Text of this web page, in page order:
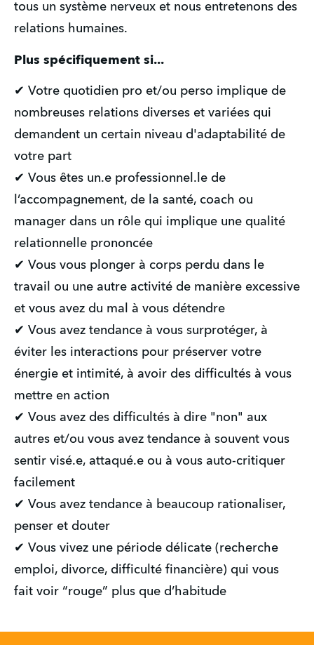
tous un système nerveux et nous entretenons des
relations humaines.
Plus spécifiquement si...
✔ Votre quotidien pro et/ou perso implique de
nombreuses relations diverses et variées qui
demandent un certain niveau d'adaptabilité de
votre part
✔ Vous êtes un.e professionnel.le de
l’accompagnement, de la santé, coach ou
manager dans un rôle qui implique une qualité
relationnelle prononcée
✔ Vous vous plonger à corps perdu dans le
travail ou une autre activité de manière excessive
et vous avez du mal à vous détendre
✔ Vous avez tendance à vous surprotéger, à
éviter les interactions pour préserver votre
énergie et intimité, à avoir des difficultés à vous
mettre en action
✔ Vous avez des difficultés à dire "non" aux
autres et/ou vous avez tendance à souvent vous
sentir visé.e, attaqué.e ou à vous auto-critiquer
facilement
✔ Vous avez tendance à beaucoup rationaliser,
penser et douter
✔ Vous vivez une période délicate (recherche
emploi, divorce, difficulté financière) qui vous
fait voir “rouge” plus que d’habitude